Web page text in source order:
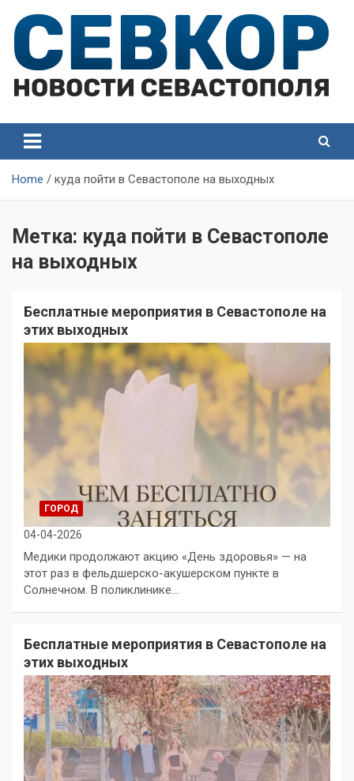
content
Севастополя
Севастополя
Home куда пойти в Севастополе на выходных
Метка: куда пойти в Севастополе
на выходных
Бесплатные мероприятия в Севастополе на
этих выходных
ГОРОД
04-04-2026
Медики продолжают акцию «День здоровья» — на
этот раз в фельдшерско-акушерском пункте в
Солнечном. В поликлинике…
Бесплатные мероприятия в Севастополе на
этих выходных